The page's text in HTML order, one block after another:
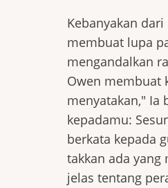
Kebanyakan
membuat lupa
mengandalkan
Owen membuat
menyatakan," Ia
kepadamu:
berkata kepada
takkan ada yang
jelas tentang